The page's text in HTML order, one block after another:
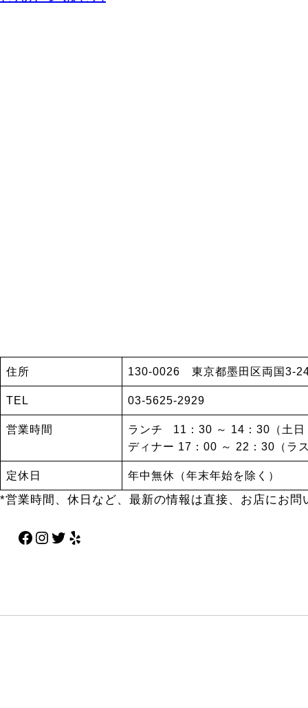
住所 130-0026 東京都墨田区両国3-
TEL 03-5625-2929
営業時間
ランチ 11：30 ～ 14：30（土
ディナー 17：00 ～ 22：30（ラ
定休日 年中無休（年末年始を除く）
*営業時間、休日など、最新の情報は直接、お店にお問
Facebook
Instagram
Twitter
Yelp